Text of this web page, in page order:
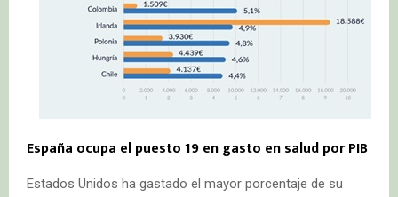
España ocupa el puesto 19 en gasto en salud por PIB
Estados Unidos ha gastado el mayor porcentaje de su